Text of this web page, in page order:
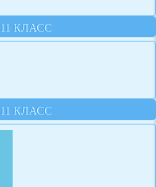
КЛАСС
КЛАСС